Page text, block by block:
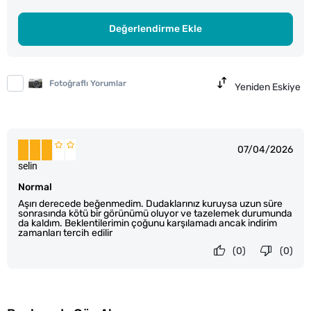
Değerlendirme Ekle
Fotoğraflı Yorumlar Yeniden Eskiye
07/04/2026
Normal
Aşırı derecede beğenmedim. Dudaklarınız kuruysa uzun süre
sonrasında kötü bir görünümü oluyor ve tazelemek durumunda
da kaldım. Beklentilerimin çoğunu karşılamadı ancak indirim
zamanları tercih edilir
selin
(0)
(0)